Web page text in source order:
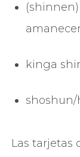
kinga
shoshun/
Las tarjetas